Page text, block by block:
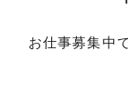
お仕事募集中